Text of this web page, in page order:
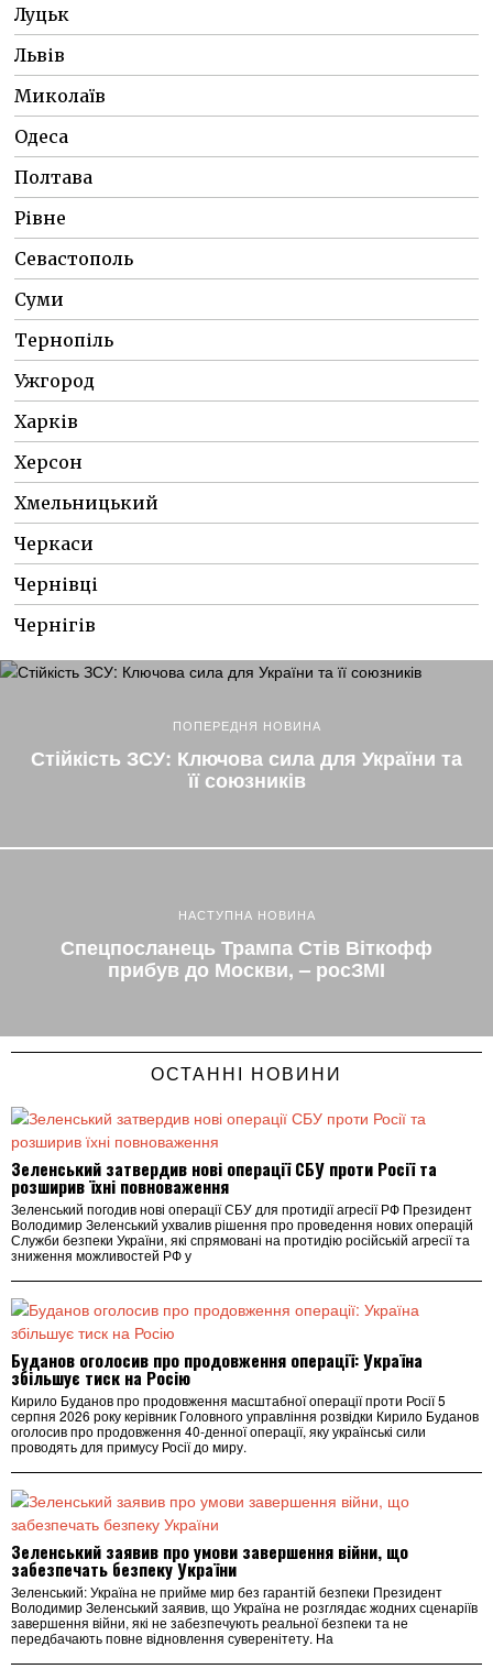
Луцьк
Львів
Миколаїв
Одеса
Полтава
Рівне
Севастополь
Суми
Тернопіль
Ужгород
Харків
Херсон
Хмельницький
Черкаси
Чернівці
Чернігів
ПОПЕРЕДНЯ НОВИНА
Стійкість ЗСУ: Ключова сила для України та
її союзників
НАСТУПНА НОВИНА
Спецпосланець Трампа Стів Віткофф
прибув до Москви, – росЗМІ
ОСТАННІ НОВИНИ
Зеленський затвердив нові операції СБУ проти Росії та
розширив їхні повноваження
Зеленський погодив нові операції СБУ для протидії агресії РФ Президент
Володимир Зеленський ухвалив рішення про проведення нових операцій
Служби безпеки України, які спрямовані на протидію російській агресії та
зниження можливостей РФ у
Буданов оголосив про продовження операції: Україна
збільшує тиск на Росію
Кирило Буданов про продовження масштабної операції проти Росії 5
серпня 2026 року керівник Головного управління розвідки Кирило Буданов
оголосив про продовження 40‑денної операції, яку українські сили
проводять для примусу Росії до миру.
Зеленський заявив про умови завершення війни, що
забезпечать безпеку України
Зеленський: Україна не прийме мир без гарантій безпеки Президент
Володимир Зеленський заявив, що Україна не розглядає жодних сценаріїв
завершення війни, які не забезпечують реальної безпеки та не
передбачають повне відновлення суверенітету. На